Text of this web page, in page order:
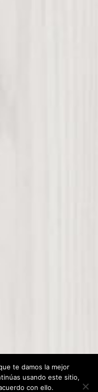
te damos la mejor
usando este sitio,
con ello.